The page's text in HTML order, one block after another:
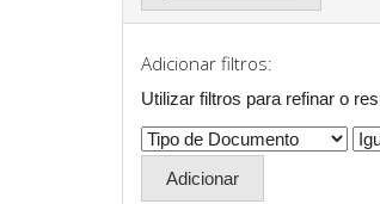
Adicionar filtros:
Utilizar filtros para refinar o